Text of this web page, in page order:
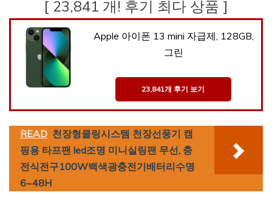
[ 23,841 개! 후기 최다 상품 ]
Apple 아이폰 13 mini 자급제, 128GB,
그린
23,841개 후기 보기
READ 천장형쿨링시스템 천장선풍기 캠
핑용 타프팬 led조명 미니실링팬 무선, 충
전식전구100W백색광충전기배터리수명
6~48H